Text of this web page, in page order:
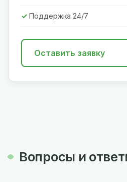
Поддержка 24/7
Оставить заявку
Вопросы и